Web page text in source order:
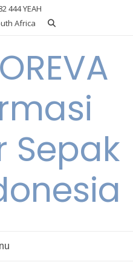
444 YEAH
Africa
Sepak